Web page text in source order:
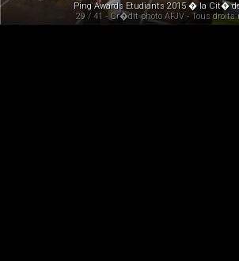
Ping Awards Etudiants 2015 � la Cit�
29 / 41 - Cr�dit photo AFJV - Tous